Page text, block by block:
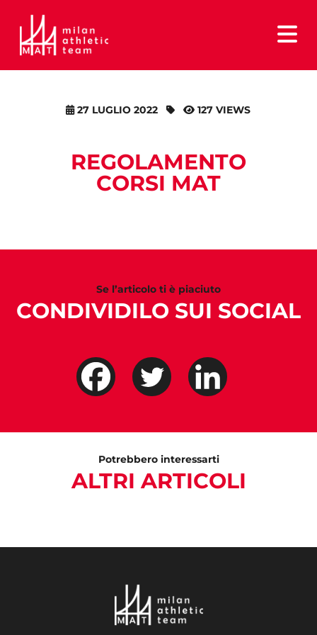
27 LUGLIO 2022 127 VIEWS
REGOLAMENTO
CORSI MAT
Se l’articolo ti è piaciuto
CONDIVIDILO SUI SOCIAL
Potrebbero interessarti
ALTRI ARTICOLI